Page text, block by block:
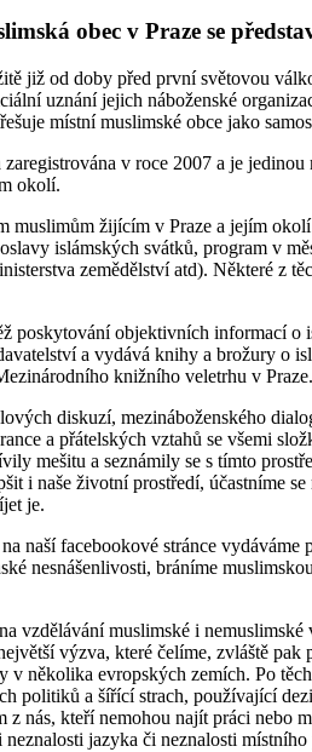
obec v Praze se
již od doby před první světovou
uznání jejich náboženské
místní muslimské obce jako
v roce 2007 a je jedinou
okolí.
muslimům žijícím v Praze a jejím
islámských svátků, program v
zemědělství atd). Některé z
poskytování objektivních informací o
a vydává knihy a brožury o
knižního veletrhu v Praze.
diskuzí, mezináboženského
a přátelských vztahů se všemi
mešitu a seznámily se s tímto
i naše životní prostředí, účastníme
je.
naší facebookové stránce
nesnášenlivosti, bráníme
vzdělávání muslimské i nemuslimské
výzva, které čelíme, zvláště
v několika evropských zemích. Po
politiků a šířící strach, používající
nás, kteří nemohou najít práci nebo
jazyka či neznalosti